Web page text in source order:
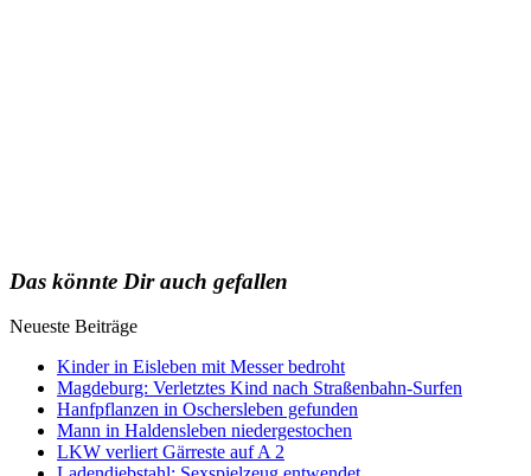
Das könnte Dir auch gefallen
Neueste Beiträge
Kinder in Eisleben mit Messer bedroht
Magdeburg: Verletztes Kind nach Straßenbahn-Surfen
Hanfpflanzen in Oschersleben gefunden
Mann in Haldensleben niedergestochen
LKW verliert Gärreste auf A 2